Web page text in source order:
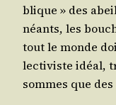
blique » des
néants, les
tout le monde
lec­ti­viste idéal,
sommes que